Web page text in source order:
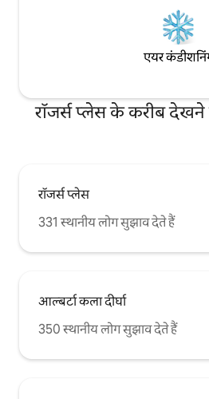
एयर
रॉजर्स प्लेस के करीब
रॉजर्स प्लेस
331 स्थानीय लोग सुझाव देते हैं
आल्बर्टा कला दीर्घा
350 स्थानीय लोग सुझाव देते हैं